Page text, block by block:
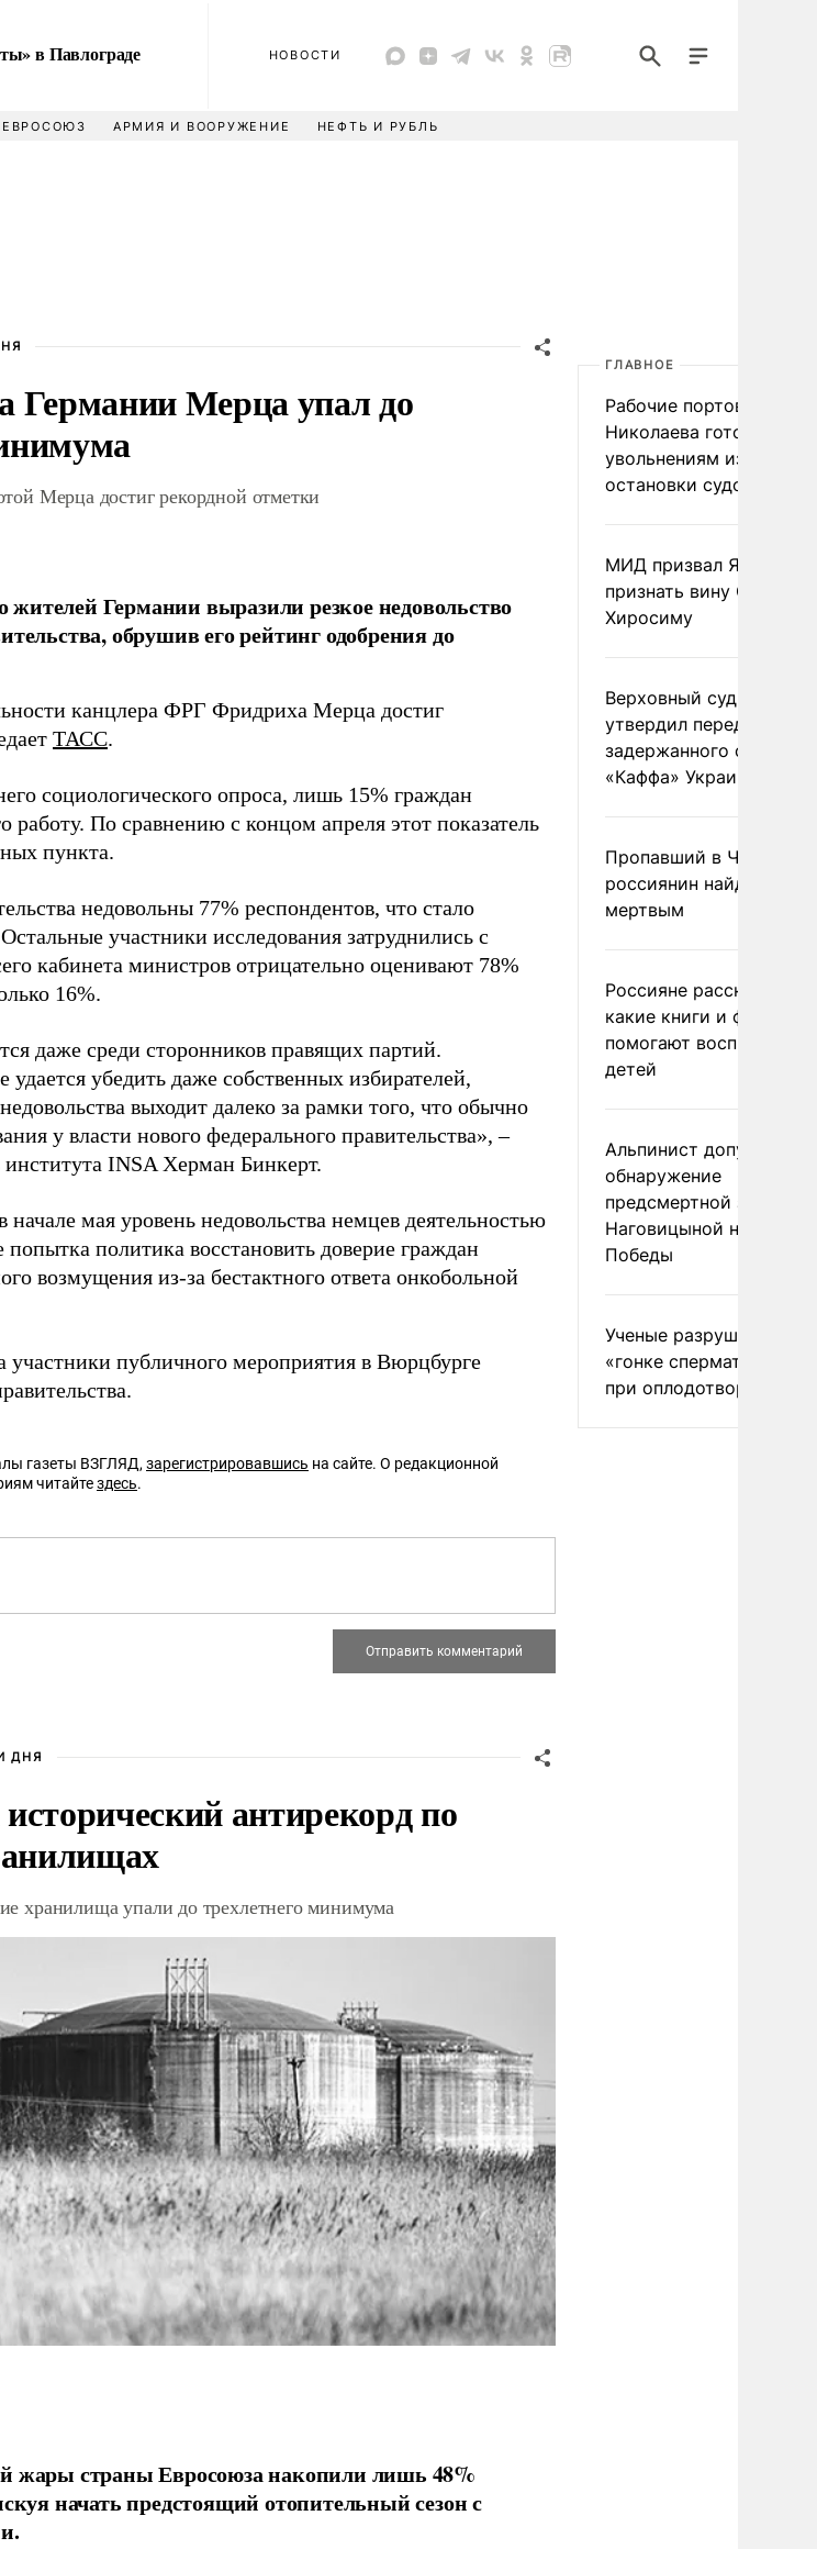
в Павлограде
НОВОСТИ
ЕВРОСОЮЗ АРМИЯ И ВООРУЖЕНИЕ НЕФТЬ И РУБЛЬ
Германии Мерца упал до
Мерца достиг рекордной отметки
Германии выразили резкое недовольство
обрушив его рейтинг одобрения до
канцлера ФРГ Фридриха Мерца достиг
ТАСС.
социологического опроса, лишь 15% граждан
работу. По сравнению с концом апреля этот показатель
пункта.
недовольны 77% респондентов, что стало
участники исследования затруднились с
кабинета министров отрицательно оценивают 78%
16%.
даже среди сторонников правящих партий.
удается убедить даже собственных избирателей,
выходит далеко за рамки того, что обычно
у власти нового федерального правительства», –
института INSA Херман Бинкерт.
мая уровень недовольства немцев деятельностью
политика восстановить доверие граждан
возмущения из-за бестактного ответа онкобольной
участники публичного мероприятия в Вюрцбурге
газеты ВЗГЛЯД, зарегистрировавшись на сайте. О редакционной
читайтездесь.
ДНЯ
антирекорд по
хранилища упали до трехлетнего минимума
жары страны Евросоюза накопили лишь 48%
начать предстоящий отопительный сезон с
ГЛАВНОЕ
Рабочие портов
Николаева готовятся к
увольнениям из-за
остановки судоходства
МИД призвал Японию
признать вину США за
Хиросиму
Верховный суд Швеции
утвердил передачу
задержанного
«Каффа» Украине
Пропавший в
россиянин найден
мертвым
Россияне рассказали,
какие книги и фильмы
помогают воспитывать
детей
Альпинист допустил
обнаружение
предсмертной записки
Наговицыной на пике
Победы
Ученые разрушили миф
«гонке
при оплодотворении